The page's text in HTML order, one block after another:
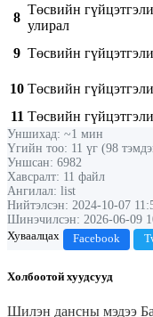
8
Төсвийн
улирал
9 Төсвийн
10 Төсвийн
11 Төсвийн
Уншихад: ~1 мин
Үгийн тоо: 11 үг (98
Уншсан: 6982
Хавсралт: 11 файл
Ангилал: list
Нийтэлсэн: 2024-10-07
Шинэчилсэн: 2026-06-09
Хуваалцах
Facebook
Холбоотой хуудсууд
Шилэн дансны мэдээ